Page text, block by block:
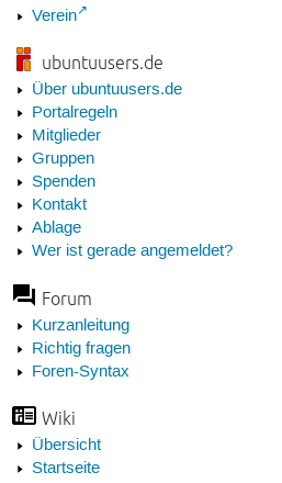
Verein
ubuntuusers.de
Über ubuntuusers.de
Portalregeln
Mitglieder
Gruppen
Spenden
Kontakt
Ablage
Wer ist gerade angemeldet?
Forum
Kurzanleitung
Richtig fragen
Foren-Syntax
Wiki
Übersicht
Startseite